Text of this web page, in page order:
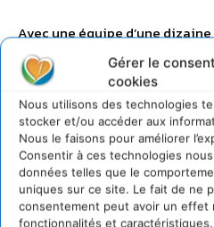
Gérer le
cookies
Nous utilisons des technologies
stocker et/ou accéder aux
Nous le faisons pour améliorer
Consentir à ces technologies
données telles que le
uniques sur ce site. Le fait de ne
consentement peut avoir un effet
fonctionnalités et caractéristiques.
Avec une équipe d’une
donc interrogé les habitants
au hasard en milieu rural et
directement concernés par la
que les habitants des grandes
déjà qu’ils ont desattitudes